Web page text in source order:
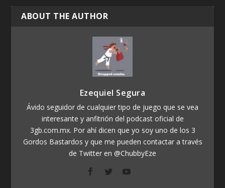
ABOUT THE AUTHOR
Ezequiel Segura
Ávido seguidor de cualquier tipo de juego que se vea
interesante y anfitrión del podcast oficial de
3gb.com.mx. Por ahí dicen que yo soy uno de los 3
Gordos Bastardos y que me pueden contactar a través
de Twitter en @ChubbyEze